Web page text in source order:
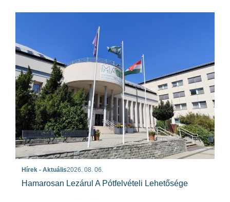
Hírek - Aktuális2026. 08. 06.
Hamarosan Lezárul A Pótfelvételi Lehetősége